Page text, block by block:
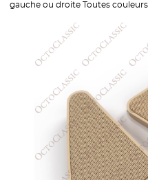
gauche ou droite Toutes couleurs